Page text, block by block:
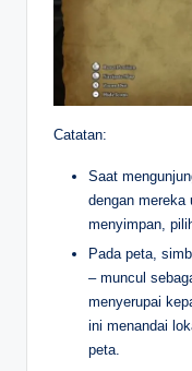
Catatan:
Saat
dengan mereka
menyimpan,
Pada peta,
– muncul
menyerupai
ini menandai
peta.